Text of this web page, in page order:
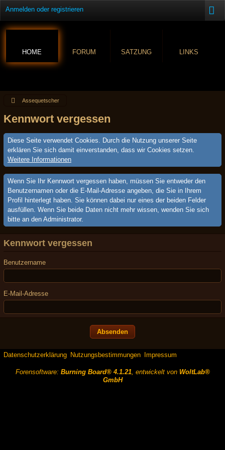
Anmelden oder registrieren
HOME FORUM SATZUNG LINKS
Assequetscher
Kennwort vergessen
Diese Seite verwendet Cookies. Durch die Nutzung unserer Seite
erklären Sie sich damit einverstanden, dass wir Cookies setzen.
Weitere Informationen
Wenn Sie Ihr Kennwort vergessen haben, müssen Sie entweder den
Benutzernamen oder die E-Mail-Adresse angeben, die Sie in Ihrem
Profil hinterlegt haben. Sie können dabei nur eines der beiden Felder
ausfüllen. Wenn Sie beide Daten nicht mehr wissen, wenden Sie sich
bitte an den Administrator.
Kennwort vergessen
Benutzername
E-Mail-Adresse
Datenschutzerklärung Nutzungsbestimmungen Impressum
Forensoftware: Burning Board® 4.1.21, entwickelt von WoltLab®
GmbH